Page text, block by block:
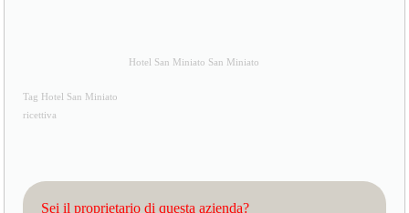
Hotel San Miniato San Miniato
Tag Hotel San Miniato
ricettiva
Sei il proprietario di questa azienda?